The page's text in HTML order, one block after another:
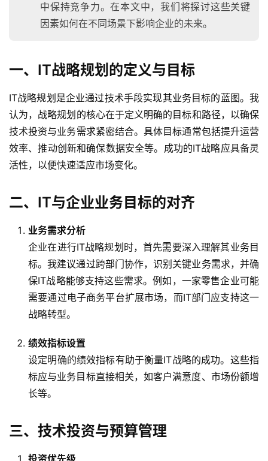
中保持竞争力。在本文中，我们将探讨这些关键
因素如何在不同场景下影响企业的未来。
一、IT战略规划的定义与目标
IT战略规划是企业通过技术手段实现其业务目标的蓝图。我
认为，战略规划的核心在于定义明确的目标和路径，以确保
技术投资与业务需求紧密结合。具体目标通常包括提升运营
效率、推动创新和确保数据安全等。成功的IT战略应具备灵
活性，以便快速适应市场变化。
二、IT与企业业务目标的对齐
业务需求分析
企业在进行IT战略规划时，首先需要深入理解其业务目
标。我建议通过跨部门协作，识别关键业务需求，并确
保IT战略能够支持这些需求。例如，一家零售企业可能
需要通过电子商务平台扩展市场，而IT部门应支持这一
战略转型。
绩效指标设置
设定明确的绩效指标有助于衡量IT战略的成功。这些指
标应与业务目标直接相关，如客户满意度、市场份额增
长等。
三、技术投资与预算管理
投资优先级